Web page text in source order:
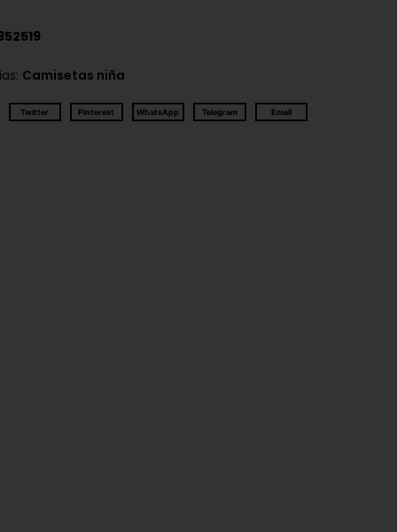
Camisetas niña
Twitter Pinterest WhatsApp Telegram Email